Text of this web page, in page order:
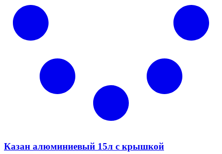
Казан алюминиевый 15л с крышкой